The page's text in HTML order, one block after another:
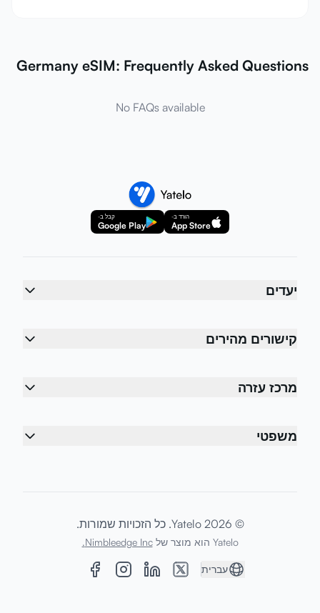
Germany eSIM: Frequently Asked Questions
No FAQs available
הורד ב-
App Store
קבל ב-
Google Play
יעדים
קישורים מהירים
מרכז עזרה
משפטי
© 2026 Yatelo. כל הזכויות שמורות.
Yatelo הוא מוצר של Nimbleedge Inc.
עברית